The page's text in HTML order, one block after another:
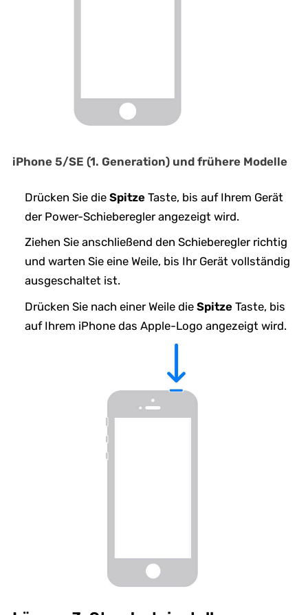
iPhone 5/SE (1. Generation) und frühere Modelle
Drücken Sie die SpitzeTaste, bis auf Ihrem Gerät
der Power-Schieberegler angezeigt wird.
Ziehen Sie anschließend den Schieberegler richtig
und warten Sie eine Weile, bis Ihr Gerät vollständig
ausgeschaltet ist.
Drücken Sie nach einer Weile die Spitze Taste, bis
auf Ihrem iPhone das Apple-Logo angezeigt wird.